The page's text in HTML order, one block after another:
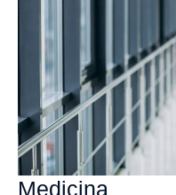
Medicina